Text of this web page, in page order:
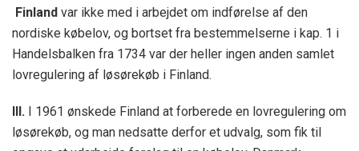
Finland var ikke med i arbejdet om indførelse af den
nordiske købelov, og bortset fra bestemmelserne i kap. 1 i
Handelsbalken fra 1734 var der heller ingen anden samlet
lovregulering af løsørekøb i Finland.
III. I 1961 ønskede Finland at forberede en lovregulering om
løsørekøb, og man nedsatte derfor et udvalg, som fik til